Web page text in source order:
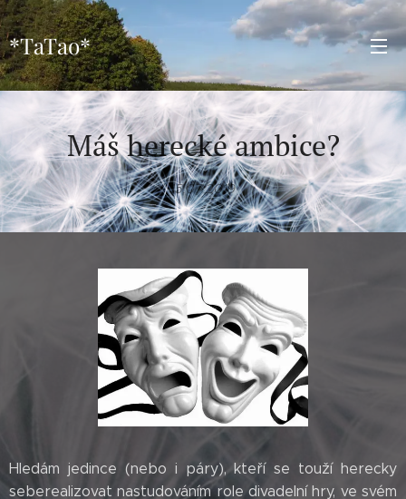
*TaTao*
Máš herecké ambice?
15.07.2019
Hledám jedince (nebo i páry), kteří se touží herecky
seberealizovat nastudováním role divadelní hry, ve svém